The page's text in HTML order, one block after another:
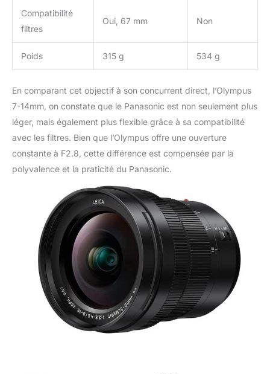
Compatibilité
filtres
Oui, 67 mm Non
Poids 315 g 534 g
En comparant cet objectif à son concurrent direct, l’Olympus
7-14mm, on constate que le Panasonic est non seulement plus
léger, mais également plus flexible grâce à sa compatibilité
avec les filtres. Bien que l’Olympus offre une ouverture
constante à F2.8, cette différence est compensée par la
polyvalence et la praticité du Panasonic.